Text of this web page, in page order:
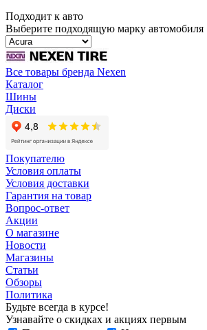
Подходит к авто
Выберите подходящую марку автомобиля
Все товары бренда Nexen
Каталог
Шины
Диски
Покупателю
Условия оплаты
Условия доставки
Гарантия на товар
Вопрос-ответ
Акции
О магазине
Новости
Магазины
Статьи
Обзоры
Политика
Будьте всегда в курсе!
Узнавайте о скидках и акциях первым